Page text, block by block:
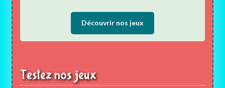
Découvrir nos jeux
Testez nos jeux